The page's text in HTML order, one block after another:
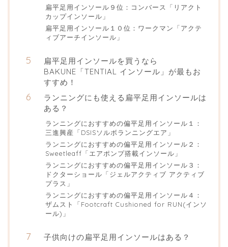
扁平足用インソール９位：コンバース「リアクト
カップインソール」
扁平足用インソール１０位：ワークマン「アクテ
ィブアーチインソール」
扁平足用インソールを買うなら
BAKUNE「TENTIAL インソール」が最もお
すすめ！
ランニングにも使える扁平足用インソールは
ある？
ランニングにおすすめの偏平足用インソール１：
三進興産「DSISソルボランニングエア」
ランニングにおすすめの偏平足用インソール２：
Sweetleaff「エアポンプ搭載インソール」
ランニングにおすすめの偏平足用インソール３：
ドクターショール「ジェルアクティブ アクティブ
プラス」
ランニングにおすすめの偏平足用インソール４：
ザムスト「Footcraft Cushioned for RUN(インソ
ール)」
子供向けの扁平足用インソールはある？